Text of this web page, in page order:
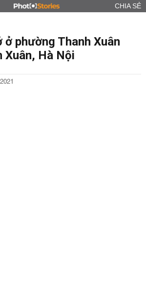
CHIA SẺ
phường Thanh Xuân
Xuân, Hà Nội